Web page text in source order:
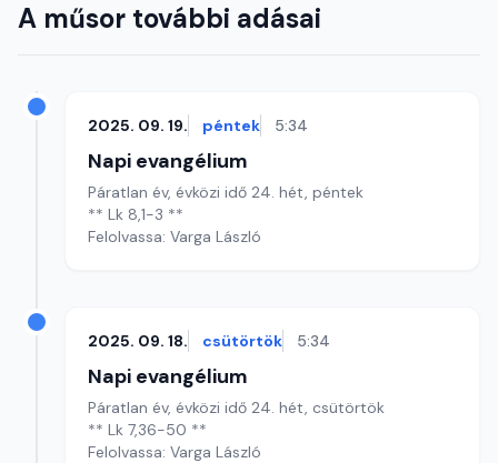
A műsor további adásai
2025. 09. 19. péntek 5:34
Napi evangélium
Páratlan év, évközi idő 24. hét, péntek
** Lk 8,1-3 **
Felolvassa: Varga László
2025. 09. 18. csütörtök 5:34
Napi evangélium
Páratlan év, évközi idő 24. hét, csütörtök
** Lk 7,36-50 **
Felolvassa: Varga László